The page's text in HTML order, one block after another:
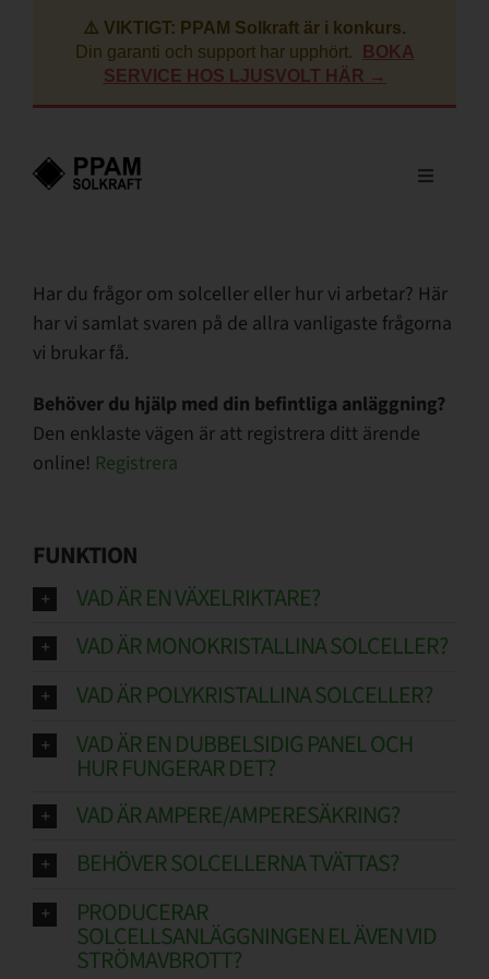
⚠️ VIKTIGT: PPAM Solkraft är i konkurs.
Din garanti och support har upphört.
BOKA
SERVICE HOS LJUSVOLT HÄR →
Toggle
Företag
BRF
Om PPAM
Har du frågor om solceller eller hur vi arbetar? Här
har vi samlat svaren på de allra vanligaste frågorna
vi brukar få.
Behöver du hjälp med din befintliga anläggning?
Den enklaste vägen är att registrera ditt ärende
online! Registrera
FUNKTION
VAD ÄR EN VÄXELRIKTARE?
VAD ÄR MONOKRISTALLINA SOLCELLER?
VAD ÄR POLYKRISTALLINA SOLCELLER?
VAD ÄR EN DUBBELSIDIG PANEL OCH
HUR FUNGERAR DET?
VAD ÄR AMPERE/AMPERESÄKRING?
BEHÖVER SOLCELLERNA TVÄTTAS?
PRODUCERAR
SOLCELLSANLÄGGNINGEN EL ÄVEN VID
STRÖMAVBROTT?